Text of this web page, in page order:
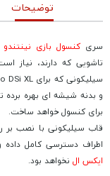
توضیحات
سریکنسول بازی
تاشویی که دارند،
و بدنه شیشه ای بهره
برای کنسول خواهد ساخت.
قاب سیلیکونی با نصب بر
اطراف دسترسی کامل داده
ایکس ال نخواهد بود.